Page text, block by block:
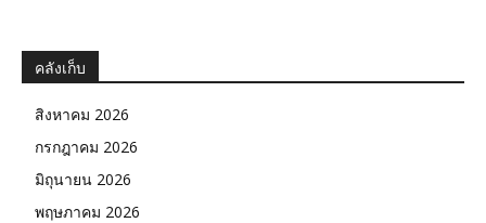
คลังเก็บ
สิงหาคม 2026
กรกฎาคม 2026
มิถุนายน 2026
พฤษภาคม 2026